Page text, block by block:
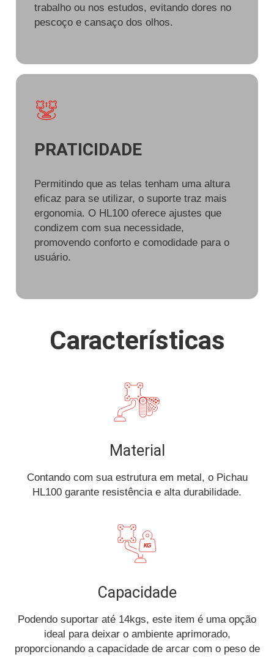
trabalho ou nos estudos, evitando dores no
pescoço e cansaço dos olhos.
PRATICIDADE
Permitindo que as telas tenham uma altura
eficaz para se utilizar, o suporte traz mais
ergonomia. O HL100 oferece ajustes que
condizem com sua necessidade,
promovendo conforto e comodidade para o
usuário.
Características
Material
Contando com sua estrutura em metal, o Pichau
HL100 garante resistência e alta durabilidade.
Capacidade
Podendo suportar até 14kgs, este item é uma opção
ideal para deixar o ambiente aprimorado,
proporcionando a capacidade de arcar com o peso de